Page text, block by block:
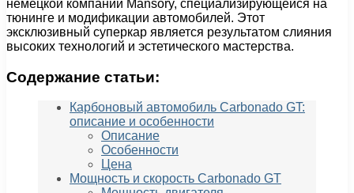
немецкой компании Mansory, специализирующейся на
тюнинге и модификации автомобилей. Этот
эксклюзивный суперкар является результатом слияния
высоких технологий и эстетического мастерства.
Содержание статьи:
Карбоновый автомобиль Carbonado GT:
описание и особенности
Описание
Особенности
Цена
Мощность и скорость Carbonado GT